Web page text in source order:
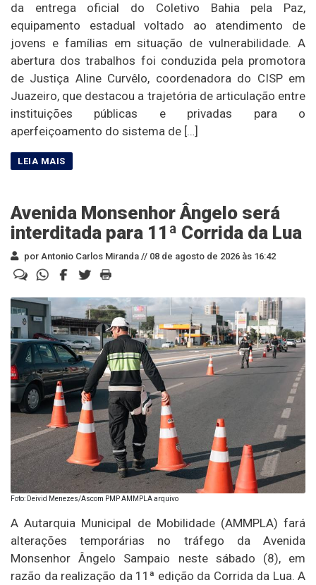
da entrega oficial do Coletivo Bahia pela Paz,
equipamento estadual voltado ao atendimento de
jovens e famílias em situação de vulnerabilidade. A
abertura dos trabalhos foi conduzida pela promotora
de Justiça Aline Curvêlo, coordenadora do CISP em
Juazeiro, que destacou a trajetória de articulação entre
instituições públicas e privadas para o
aperfeiçoamento do sistema de […]
Avenida Monsenhor Ângelo será
interditada para 11ª Corrida da Lua
por Antonio Carlos Miranda // 08 de agosto de 2026 às 16:42
Foto: Deivid Menezes/Ascom PMP AMMPLA arquivo
A Autarquia Municipal de Mobilidade (AMMPLA) fará
alterações temporárias no tráfego da Avenida
Monsenhor Ângelo Sampaio neste sábado (8), em
razão da realização da 11ª edição da Corrida da Lua. A